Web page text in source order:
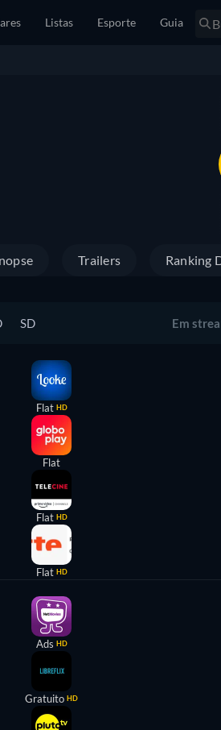
Listas Esporte Guia
Trailers Ranking
SD Em
Flat HD
Flat
Flat HD
Flat HD
Ads HD
Gratuito HD